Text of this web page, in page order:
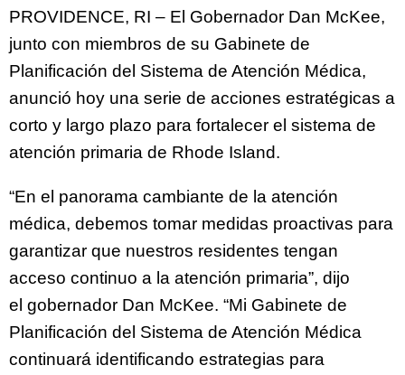
PROVIDENCE, RI – El Gobernador Dan McKee,
junto con miembros de su Gabinete de
Planificación del Sistema de Atención Médica,
anunció hoy una serie de acciones estratégicas a
corto y largo plazo para fortalecer el sistema de
atención primaria de Rhode Island.
“En el panorama cambiante de la atención
médica, debemos tomar medidas proactivas para
garantizar que nuestros residentes tengan
acceso continuo a la atención primaria”, dijo
el gobernador Dan McKee. “Mi Gabinete de
Planificación del Sistema de Atención Médica
continuará identificando estrategias para